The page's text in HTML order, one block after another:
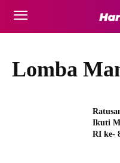
Lomba
Ikuti
RI ke-